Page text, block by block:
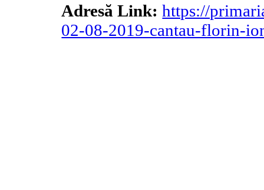
Adresă Link: https://
02-08-2019-cantau-florin-